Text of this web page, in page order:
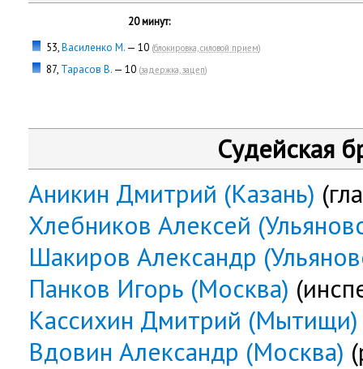
20 минут:
53,Василенко М. — 10 (блокировка, силовой прием)
87, Тарасов В. — 10 (задержка, зацеп)
Судейская
Аникин Дмитрий (Казань)
Хлебников Алексей
Шакиров Александр
Панков Игорь (Москва)
Кассихин Дмитрий (Мытищи)
Вдовин Александр (Москва)